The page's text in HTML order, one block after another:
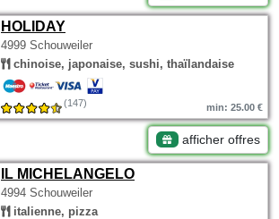
HOLIDAY
4999 Schouweiler
chinoise, japonaise, sushi, thaïlandaise
(147) min: 25.00 €
afficher offres
IL MICHELANGELO
4994 Schouweiler
italienne, pizza